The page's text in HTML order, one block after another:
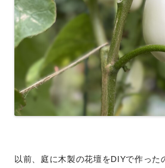
以前、庭に木製の花壇をDIYで作った